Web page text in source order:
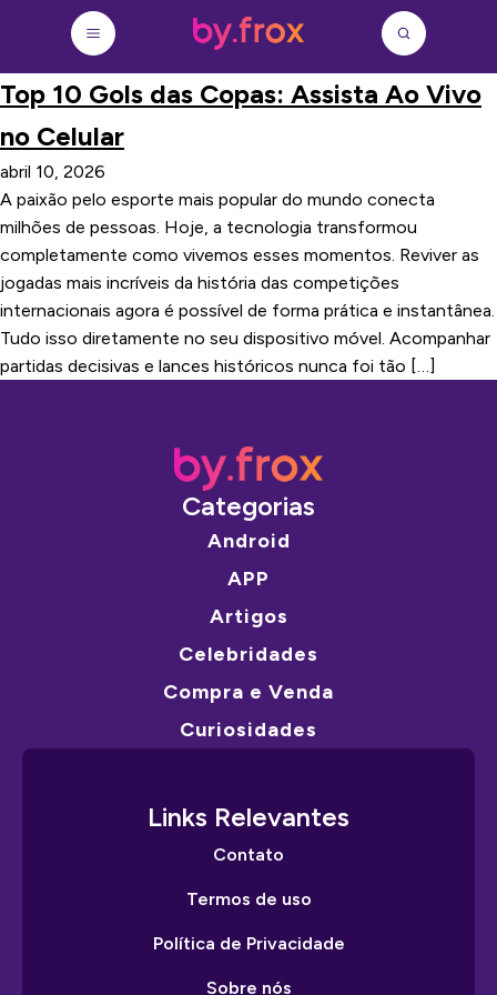
Top 10 Gols das Copas: Assista Ao Vivo
no Celular
abril 10, 2026
A paixão pelo esporte mais popular do mundo conecta
milhões de pessoas. Hoje, a tecnologia transformou
completamente como vivemos esses momentos. Reviver as
jogadas mais incríveis da história das competições
internacionais agora é possível de forma prática e instantânea.
Tudo isso diretamente no seu dispositivo móvel. Acompanhar
partidas decisivas e lances históricos nunca foi tão […]
Categorias
Android
APP
Artigos
Celebridades
Compra e Venda
Curiosidades
Links Relevantes
Contato
Termos de uso
Política de Privacidade
Sobre nós